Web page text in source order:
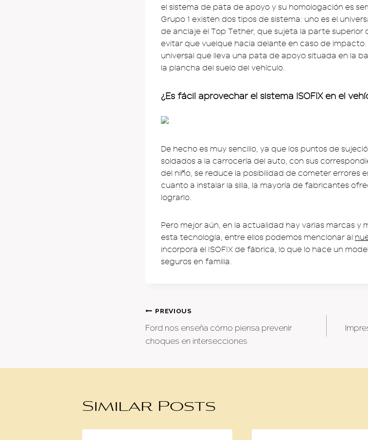
el sistema de pata de apoyo y su homologación es
Grupo 1 existen dos tipos de sistema: uno es el
de anclaje el Top Tether, que sujeta la parte superior
evitar que vuelque hacia delante en caso de impacto.
universal que lleva una pata de apoyo situada en la
la plancha del suelo del vehículo.
¿Es fácil aprovechar el sistema ISOFIX en el
De hecho es muy sencillo, ya que los puntos de
soldados a la carrocería del auto, con sus
del niño, se reduce la posibilidad de cometer errores
cuanto a instalar la silla, la mayoría de fabricantes
lograrlo.
Pero mejor aún, en la actualidad hay varias marcas y
esta tecnología, entre ellos podemos mencionar al
incorpora el ISOFIX de fábrica, lo que lo hace un
seguros en familia.
Post
navigation
PREVIOUS
Ford nos enseña cómo piensa prevenir
choques en intersecciones
Similar Posts